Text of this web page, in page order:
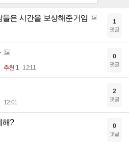
은 시간을 보상해준거임 1
댓글
추천 1 12:11
0
댓글
12:01
2
댓글
해? 0
댓글